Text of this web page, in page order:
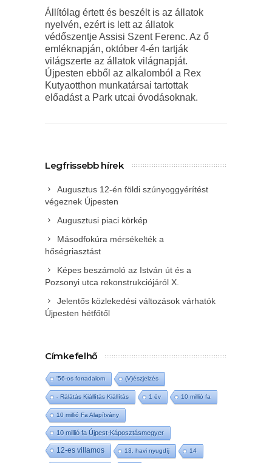
Állítólag értett és beszélt is az állatok
nyelvén, ezért is lett az állatok
védőszentje Assisi Szent Ferenc. Az ő
emléknapján, október 4-én tartják
világszerte az állatok világnapját.
Újpesten ebből az alkalomból a Rex
Kutyaotthon munkatársai tartottak
előadást a Park utcai óvodásoknak.
Legfrissebb hírek
Augusztus 12-én földi szúnyoggyérítést
végeznek Újpesten
Augusztusi piaci körkép
Másodfokúra mérsékelték a
hőségriasztást
Képes beszámoló az István út és a
Pozsonyi utca rekonstrukciójáról X.
Jelentős közlekedési változások várhatók
Újpesten hétfőtől
Címkefelhő
'56-os forradalom (V)észjelzés
- Rálátás Kiállítás Kiállítás 1 év 10 millió fa
10 millió Fa Alapítvány
10 millió fa Újpest-Káposztásmegyer
12-es villamos 13. havi nyugdíj 14